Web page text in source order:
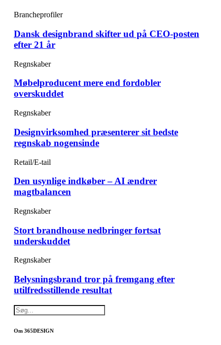
Brancheprofiler
Dansk designbrand skifter ud på CEO-posten
efter 21 år
Regnskaber
Møbelproducent mere end fordobler
overskuddet
Regnskaber
Designvirksomhed præsenterer sit bedste
regnskab nogensinde
Retail/E-tail
Den usynlige indkøber – AI ændrer
magtbalancen
Regnskaber
Stort brandhouse nedbringer fortsat
underskuddet
Regnskaber
Belysningsbrand tror på fremgang efter
utilfredsstillende resultat
Om 365DESIGN